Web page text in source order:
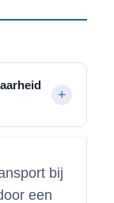
bij
een